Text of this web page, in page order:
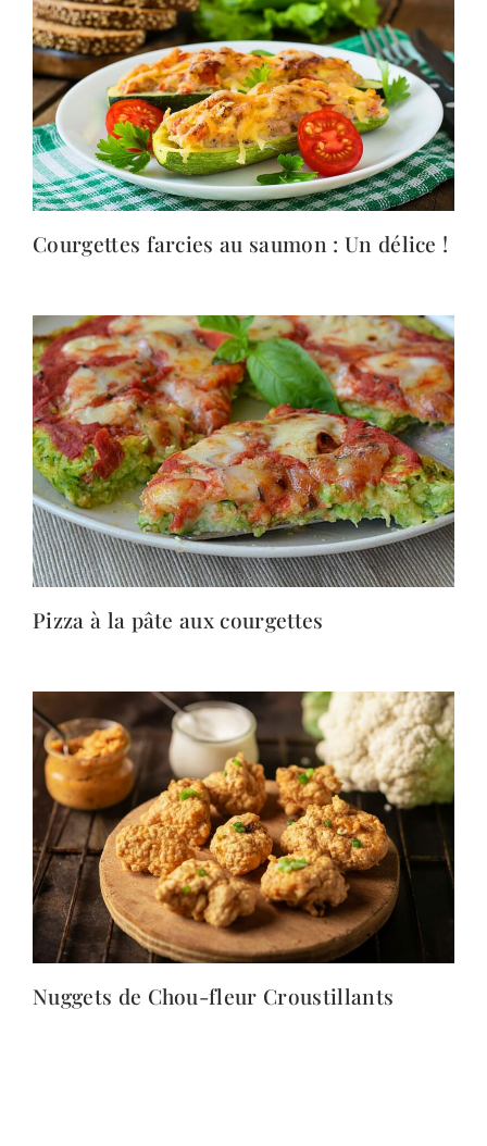
Courgettes farcies au saumon : Un délice !
Pizza à la pâte aux courgettes
Nuggets de Chou-fleur Croustillants